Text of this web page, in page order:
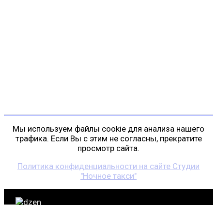
Мы используем файлы cookie для анализа нашего
трафика. Если Вы с этим не согласны, прекратите
просмотр сайта.
Политика конфиденциальности на сайте Студии
"Ночное такси"